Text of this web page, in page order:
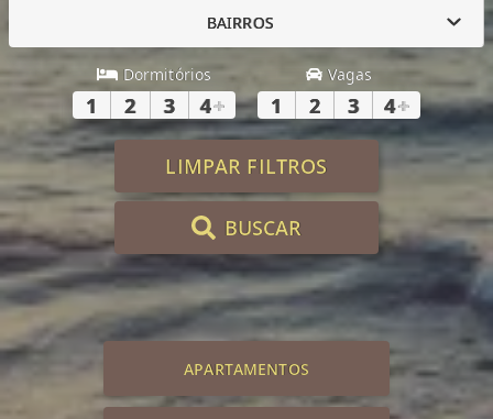
BAIRROS
Dormitórios
1 2 3 4+
Vagas
1 2 3 4+
LIMPAR FILTROS
BUSCAR
APARTAMENTOS